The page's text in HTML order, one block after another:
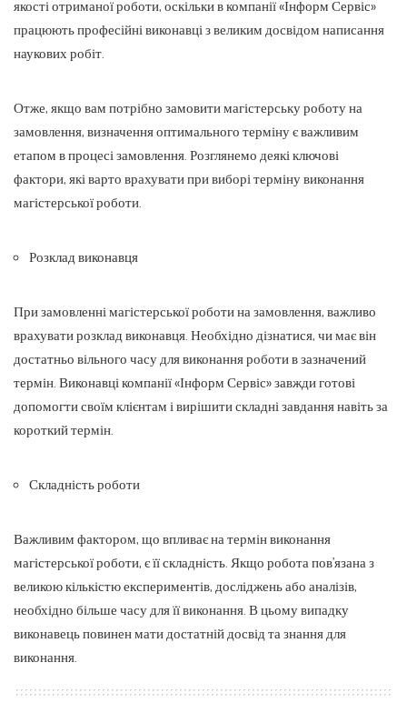
якості отриманої роботи, оскільки в компанії «Інформ Сервіс»
працюють професійні виконавці з великим досвідом написання
наукових робіт.
Отже, якщо вам потрібно замовити магістерську роботу на
замовлення, визначення оптимального терміну є важливим
етапом в процесі замовлення. Розглянемо деякі ключові
фактори, які варто врахувати при виборі терміну виконання
магістерської роботи.
Розклад виконавця
При замовленні магістерської роботи на замовлення, важливо
врахувати розклад виконавця. Необхідно дізнатися, чи має він
достатньо вільного часу для виконання роботи в зазначений
термін. Виконавці компанії «Інформ Сервіс» завжди готові
допомогти своїм клієнтам і вирішити складні завдання навіть за
короткий термін.
Складність роботи
Важливим фактором, що впливає на термін виконання
магістерської роботи, є її складність. Якщо робота пов’язана з
великою кількістю експериментів, досліджень або аналізів,
необхідно більше часу для її виконання. В цьому випадку
виконавець повинен мати достатній досвід та знання для
виконання.